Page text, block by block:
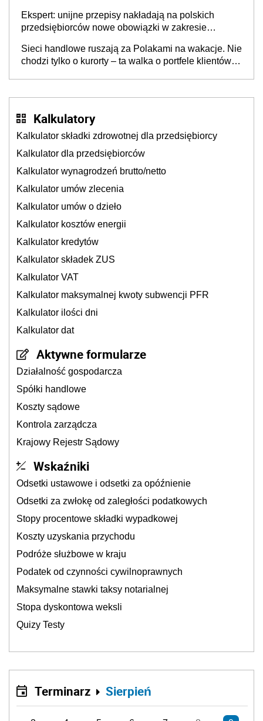
Ekspert: unijne przepisy nakładają na polskich
przedsiębiorców nowe obowiązki w zakresie
Sieci handlowe ruszają za Polakami na wakacje. Nie
chodzi tylko o kurorty – ta walka o portfele klientów
Kalkulatory
Kalkulator składki zdrowotnej dla przedsiębiorcy
Kalkulator dla przedsiębiorców
Kalkulator wynagrodzeń brutto/netto
Kalkulator umów zlecenia
Kalkulator umów o dzieło
Kalkulator kosztów energii
Kalkulator kredytów
Kalkulator składek ZUS
Kalkulator VAT
Kalkulator maksymalnej kwoty subwencji PFR
Kalkulator ilości dni
Kalkulator dat
Aktywne formularze
Działalność gospodarcza
Spółki handlowe
Koszty sądowe
Kontrola zarządcza
Krajowy Rejestr Sądowy
Wskaźniki
Odsetki ustawowe i odsetki za opóźnienie
Odsetki za zwłokę od zaległości podatkowych
Stopy procentowe składki wypadkowej
Koszty uzyskania przychodu
Podróże służbowe w kraju
Podatek od czynności cywilnoprawnych
Maksymalne stawki taksy notarialnej
Stopa dyskontowa weksli
Quizy Testy
Terminarz Sierpień